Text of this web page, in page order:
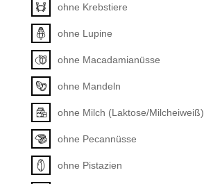
ohne Krebstiere
ohne Lupine
ohne Macadamianüsse
ohne Mandeln
ohne Milch (Laktose/Milcheiweiß)
ohne Pecannüsse
ohne Pistazien